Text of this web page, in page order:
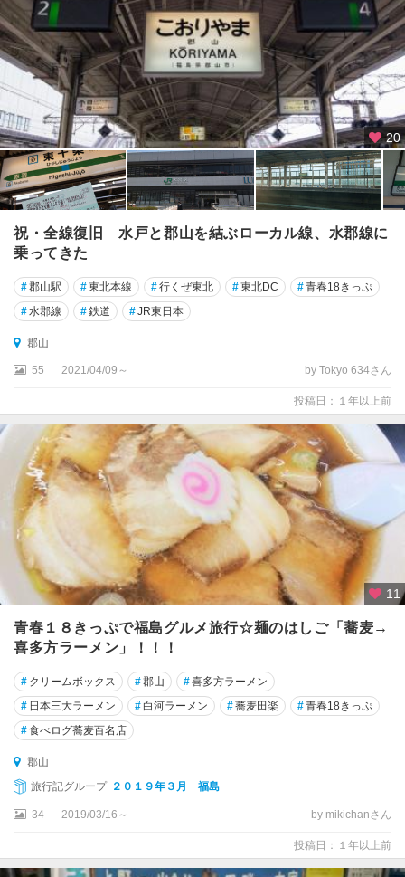
20
祝・全線復旧 水戸と郡山を結ぶローカル線、水郡線に
乗ってきた
#郡山駅 #東北本線 #行くぜ東北 #東北DC #青春18きっぷ
#水郡線 #鉄道 #JR東日本
郡山
55 2021/04/09～ by Tokyo 634さん
投稿日：１年以上前
11
青春１８きっぷで福島グルメ旅行☆麺のはしご「蕎麦→
喜多方ラーメン」！！！
# クリームボックス #郡山 #喜多方ラーメン
# 日本三大ラーメン # 白河ラーメン #蕎麦田楽 #青春18きっぷ
#食べログ蕎麦百名店
郡山
旅行記グループ ２０１９年３月 福島
34 2019/03/16～ by mikichanさん
投稿日：１年以上前